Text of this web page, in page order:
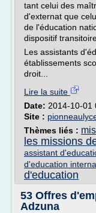
tant celui des
d'externat que
de l'éducation
dispositif
Les assistants
établissements
droit...
Lire la suite
Date: 2014-10-01
Site :
Thèmes liés :
les missions
assistant
d'education
d'education
53 Offres
Adzuna